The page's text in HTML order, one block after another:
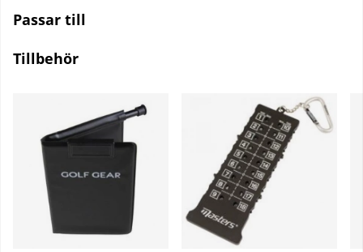
Passar till
Tillbehör